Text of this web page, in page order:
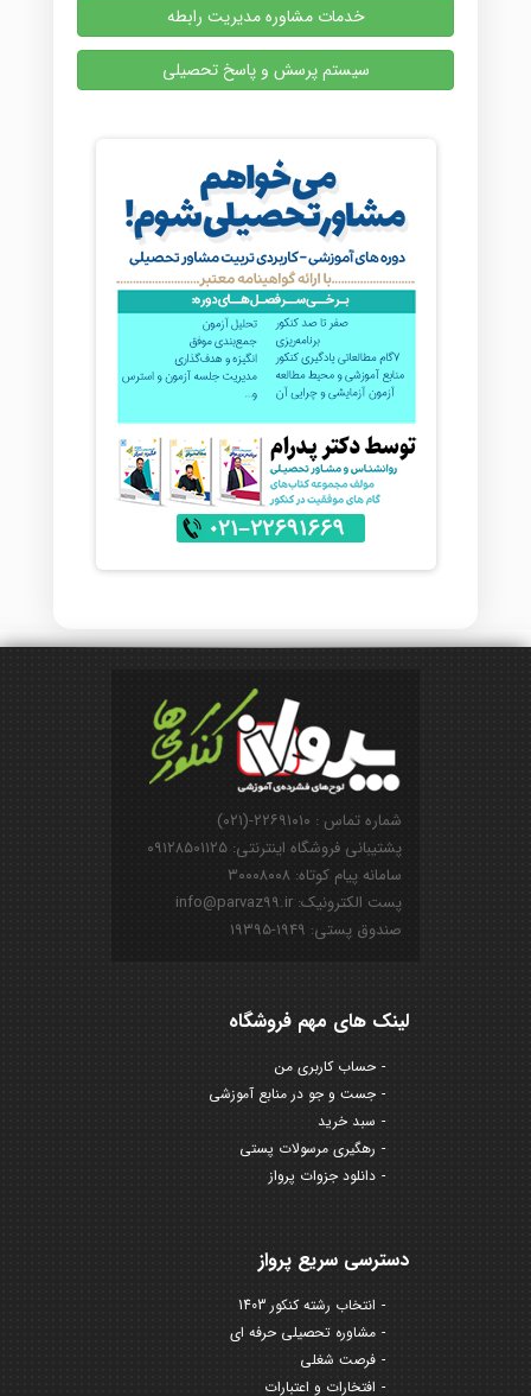
خدمات مشاوره مدیریت رابطه
سیستم پرسش و پاسخ تحصیلی
شماره تماس : ۲۲۶۹۱۰۱۰-(۰۲۱)
پشتیبانی فروشگاه اینترنتی: ۰۹۱۲۸۵۰۱۱۲۵
سامانه پیام کوتاه: ۳۰۰۰۸۰۰۸
پست الکترونیک: info@parvaz99.ir
صندوق پستی: ۱۹۴۹-۱۹۳۹۵
لینک های مهم فروشگاه
حساب کاربری من
جست و جو در منابع آموزشی
سبد خرید
رهگیری مرسولات پستی
دانلود جزوات پرواز
دسترسی سریع پرواز
انتخاب رشته کنکور 1403
مشاوره تحصیلی حرفه ای
فرصت شغلی
افتخارات و اعتبارات